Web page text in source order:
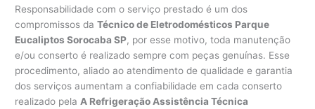
Responsabilidade com o serviço prestado é um dos
compromissos daTécnico de Eletrodomésticos Parque
Eucaliptos Sorocaba SP, por esse motivo, toda manutenção
e/ou conserto é realizado sempre com peças genuínas. Esse
procedimento, aliado ao atendimento de qualidade e garantia
dos serviços aumentam a confiabilidade em cada conserto
realizado pela A Refrigeração Assistência Técnica